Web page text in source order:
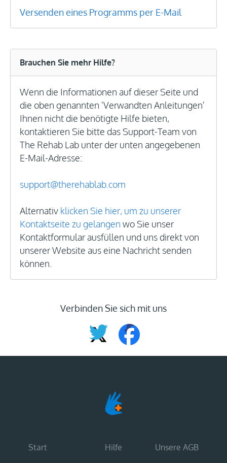
Versenden eines Programms per E-Mail
Brauchen Sie mehr Hilfe?
Wenn die Informationen auf dieser Seite und
die oben genannten 'Verwandten Anleitungen'
Ihnen nicht die benötigte Hilfe bieten,
kontaktieren Sie bitte das Support-Team von
The Rehab Lab unter der unten angegebenen
E-Mail-Adresse:
support@therehablab.com
Alternativ klicken Sie hier, um zu unserer
Kontaktseite zu gelangen wo Sie unser
Kontaktformular ausfüllen und uns direkt von
unserer Website aus eine Nachricht senden
können.
Verbinden Sie sich mit uns
Start Hilfe Unsere AGB